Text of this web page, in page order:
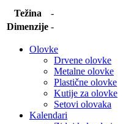
Težina
-
Dimenzije -
Olovke
Drvene olovke
Metalne olovke
Plastične olovke
Kutije za olovke
Setovi olovaka
Kalendari